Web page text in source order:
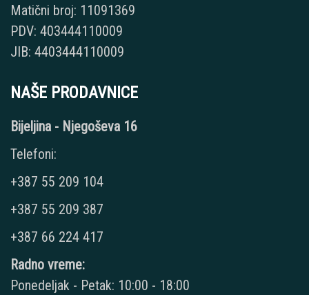
Matični broj: 11091369
PDV: 403444110009
JIB: 4403444110009
NAŠE PRODAVNICE
Bijeljina - Njegoševa 16
Telefoni:
+387 55 209 104
+387 55 209 387
+387 66 224 417
Radno vreme:
Ponedeljak - Petak: 10:00 - 18:00